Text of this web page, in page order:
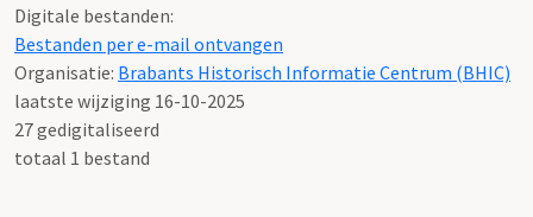
Digitale bestanden:
Bestanden per e-mail ontvangen
Organisatie: Brabants Historisch Informatie Centrum (BHIC)
laatste wijziging 16-10-2025
27 gedigitaliseerd
totaal 1 bestand